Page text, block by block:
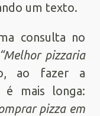
um texto.
consulta no
“Melhor pizzaria
ao fazer a
é mais longa:
pizza em